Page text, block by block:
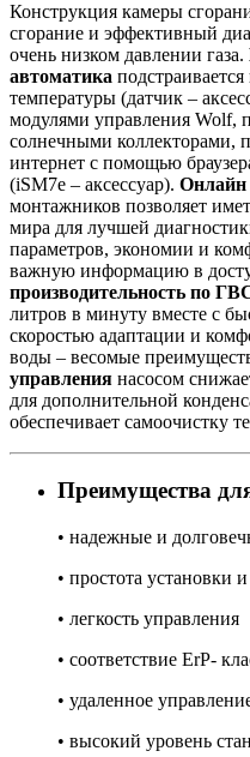
Конструкция камеры
сгорание и эффективный
очень низком давлении газа.
автоматика
температуры (датчик –
модулями управления Wolf,
солнечными коллекторами,
интернет с помощью
(iSM7e – аксессуар). Онлайн
монтажников позволяет
мира для лучшей
параметров, экономии и
важную информацию в
производительность по
литров в минуту вместе с
скоростью адаптации и
воды – весомые
управления насосом
для дополнительной
обеспечивает самоочистку
Преимущества
• надежные и
• простота установки
• легкость управления
• соответствие ErP-
• удаленное
• высокий уровень